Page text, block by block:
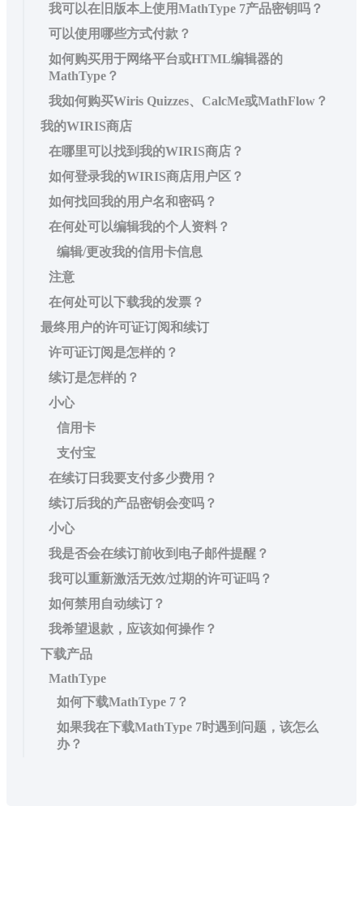
我可以在旧版本上使用MathType 7产品密钥吗？
可以使用哪些方式付款？
如何购买用于网络平台或HTML编辑器的
MathType？
我如何购买Wiris Quizzes、CalcMe或MathFlow？
我的WIRIS商店
在哪里可以找到我的WIRIS商店？
如何登录我的WIRIS商店用户区？
如何找回我的用户名和密码？
在何处可以编辑我的个人资料？
编辑/更改我的信用卡信息
注意
在何处可以下载我的发票？
最终用户的许可证订阅和续订
许可证订阅是怎样的？
续订是怎样的？
小心
信用卡
支付宝
在续订日我要支付多少费用？
续订后我的产品密钥会变吗？
小心
我是否会在续订前收到电子邮件提醒？
我可以重新激活无效/过期的许可证吗？
如何禁用自动续订？
我希望退款，应该如何操作？
下载产品
MathType
如何下载MathType 7？
如果我在下载MathType 7时遇到问题，该怎么
办？